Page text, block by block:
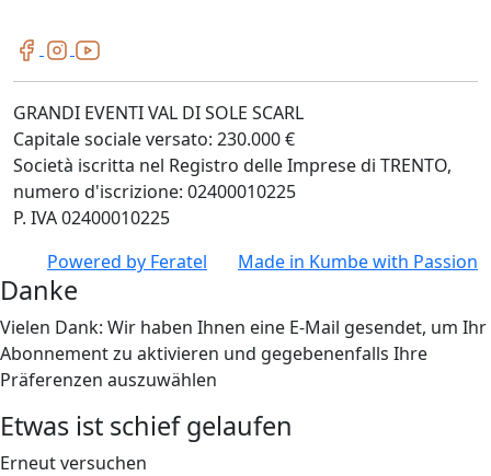
GRANDI EVENTI VAL DI SOLE SCARL
Capitale sociale versato: 230.000 €
Società iscritta nel Registro delle Imprese di TRENTO,
numero d'iscrizione: 02400010225
P. IVA 02400010225
Powered by Feratel Made in Kumbewith Passion
Danke
Vielen Dank: Wir haben Ihnen eine E-Mail gesendet, um Ihr
Abonnement zu aktivieren und gegebenenfalls Ihre
Präferenzen auszuwählen
Etwas ist schief gelaufen
Erneut versuchen